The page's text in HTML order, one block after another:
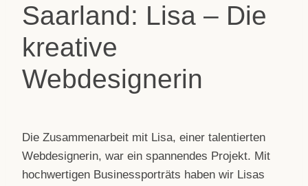
Saarland: Lisa – Die
kreative
Webdesignerin
Die Zusam­men­ar­beit mit Lisa, einer talen­tier­ten
Web­de­si­gne­rin, war ein span­nen­des Pro­jekt. Mit
hoch­wer­ti­gen Busi­ness­por­träts haben wir Lisas